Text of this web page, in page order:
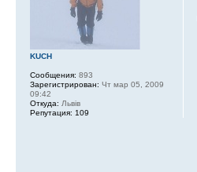
KUCH
Сообщения: 893
Зарегистрирован: Чт мар 05, 2009
09:42
Откуда: Львів
Репутация: 109